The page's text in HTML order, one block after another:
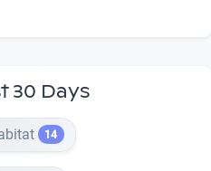
30 Days
14